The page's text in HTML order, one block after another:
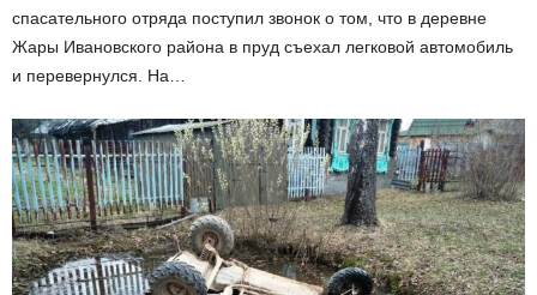
спасательного отряда поступил звонок о том, что в деревне
Жары Ивановского района в пруд съехал легковой автомобиль
и перевернулся. На…